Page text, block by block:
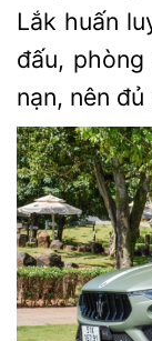
Lắk huấn
đấu,
nạn, nên